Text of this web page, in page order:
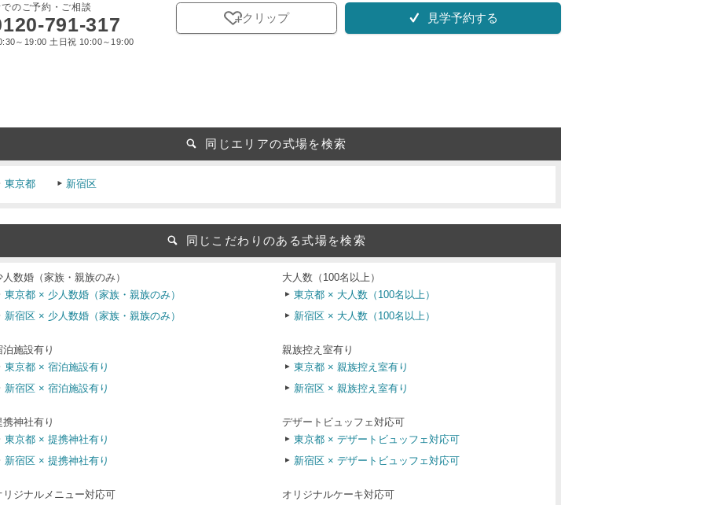
のご予約・ご相談
791-317
～19:00 土日祝 10:00～19:00
クリップ 見学予約する
同じエリアの式場を検索
東京都 新宿区
同じこだわりのある式場を検索
人数婚（家族・親族のみ）
東京都 × 少人数婚（家族・親族のみ）
新宿区 × 少人数婚（家族・親族のみ）
大人数（100名以上）
東京都 × 大人数（100名以上）
新宿区 × 大人数（100名以上）
泊施設有り
東京都 × 宿泊施設有り
新宿区 × 宿泊施設有り
親族控え室有り
東京都 × 親族控え室有り
新宿区 × 親族控え室有り
携神社有り
東京都 × 提携神社有り
新宿区 × 提携神社有り
デザートビュッフェ対応可
東京都 × デザートビュッフェ対応可
新宿区 × デザートビュッフェ対応可
リジナルメニュー対応可
オリジナルケーキ対応可